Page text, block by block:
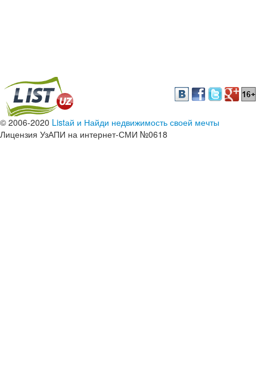
© 2006-2020 Listай и Найди недвижимость своей мечты
Лицензия УзАПИ на интернет-СМИ №0618